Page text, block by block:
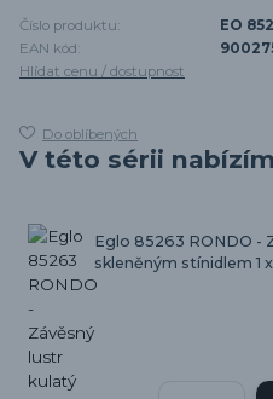
Číslo produktu:
EO
EAN kód:
Hlídat cenu / dostupnost
Do oblíbených
V této sérii
Eglo 85263 RONDO -
skleněným stínidlem 1